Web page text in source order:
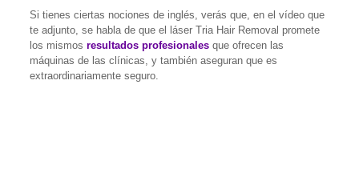
Si tienes ciertas nociones de inglés, verás que, en el vídeo que
te adjunto, se habla de que el láser Tria Hair Removal promete
los mismos resultados profesionalesque ofrecen las
máquinas de las clínicas, y también aseguran que es
extraordinariamente seguro.